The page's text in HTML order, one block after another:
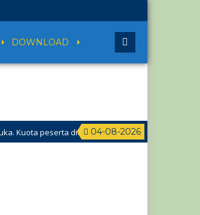
DOWNLOAD
04-08-2026
peserta didik hampir penuh. Silakan segera